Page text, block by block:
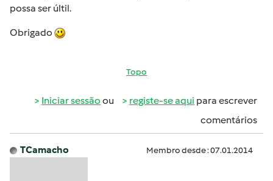
possa ser últil.
Obrigado
Topo
Iniciar sessão ou registe-se aqui para escrever
comentários
TCamacho Membro desde : 07.01.2014